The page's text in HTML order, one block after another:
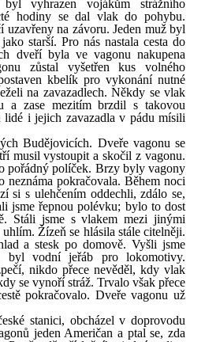
byl vyhrazen vojákům strážního
hodiny se dal vlak do pohybu.
na závoru. Jeden muž byl
starší. Pro nás nastala cesta do
dveří byla ve vagonu nakupena
zůstal vyšetřen kus volného
kbelík pro vykonání nutné
na zavazadlech. Někdy se vlak
zase mezitím brzdil s takovou
lidé i jejich zavazadla v pádu mísili
Budějovicích. Dveře vagonu se
musil vystoupit a skočil z vagonu.
pořádný políček. Brzy byly vagony
neznáma pokračovala. Během noci
si s ulehčením oddechli, zdálo se,
jsme řepnou polévku; bylo to dost
Stáli jsme s vlakem mezi jinými
Žízeň se hlásila stále citelněji.
a stesk po domově. Vyšli jsme
byl vodní jeřáb pro lokomotivy.
nikdo přece nevěděl, kdy vlak
se vynoří stráž. Trvalo však přece
pokračovalo. Dveře vagonu už
stanici, obcházel v doprovodu
jeden Američan a ptal se, zda